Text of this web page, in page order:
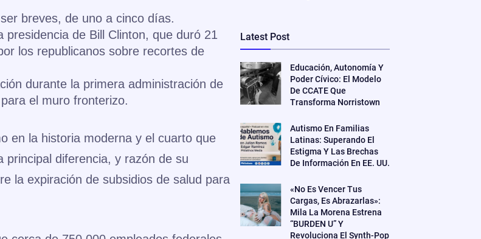
breves, de uno a cinco días.
de Bill Clinton, que duró 21
los republicanos sobre recortes de
durante la primera administración de
el muro fronterizo.
en la historia moderna y el cuarto que
principal diferencia, y razón de su
la expiración de subsidios de salud para
Latest Post
Educación, Autonomía Y
Poder Cívico: El Modelo
De CCATE Que
Transforma Norristown
Autismo En Familias
Latinas: Superando El
Estigma Y Las Brechas
De Información En EE. UU.
«No Es Vencer Tus
Cargas, Es Abrazarlas»:
Mila La Morena Estrena
“BURDEN U” Y
Revoluciona El Synth-Pop